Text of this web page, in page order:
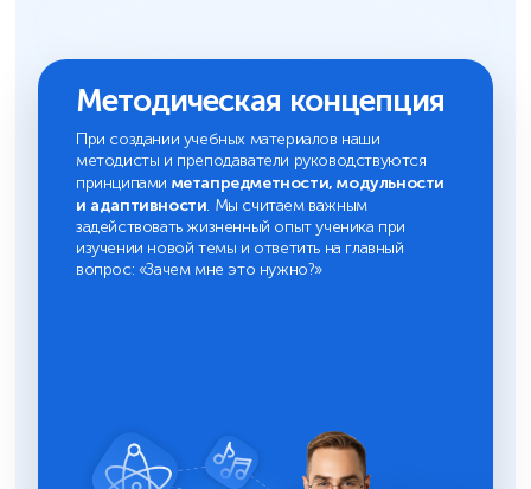
Методическая концепция
При создании учебных материалов наши
методисты и преподаватели руководствуются
принципами метапредметности, модульности
и адаптивности. Мы считаем важным
задействовать жизненный опыт ученика при
изучении новой темы и ответить на главный
вопрос: «Зачем мне это нужно?»